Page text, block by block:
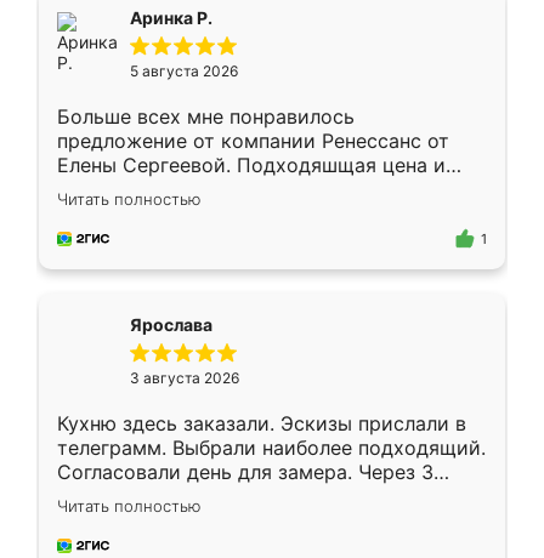
Аринка Р.
5 августа 2026
Больше всех мне понравилось
предложение от компании Ренессанс от
Елены Сергеевой. Подходяшщая цена и
короткие сроки изготовления. Приехавший
для замера сотрудник Владислав
предложил по моему эскизу самый
Читать полностью
1
Ярослава
3 августа 2026
Кухню здесь заказали. Эскизы прислали в
телеграмм. Выбрали наиболее подходящий.
Согласовали день для замера. Через 3
недели кухня была уже готова. Остались
довольны работой. Спасибо Ренессанс
мебель за качественную работу!
Читать полностью